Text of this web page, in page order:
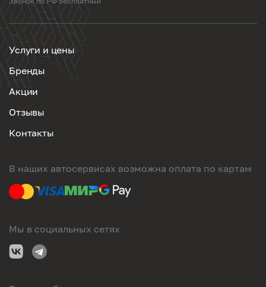
Услуги и цены
Бренды
Акции
Отзывы
Контакты
В наших автосервисах возможна оплата по картам
Мы в социальных сетях